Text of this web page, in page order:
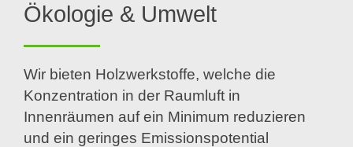
Ökologie & Umwelt
Wir bieten Holzwerkstoffe, welche die
Konzentration in der Raumluft in
Innenräumen auf ein Minimum reduzieren
und ein geringes Emissionspotential